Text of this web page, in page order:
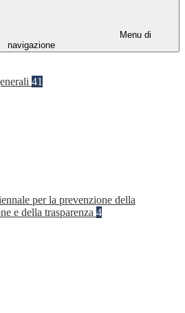
Menu di
navigazione
41
per la prevenzione della
e della trasparenza 4